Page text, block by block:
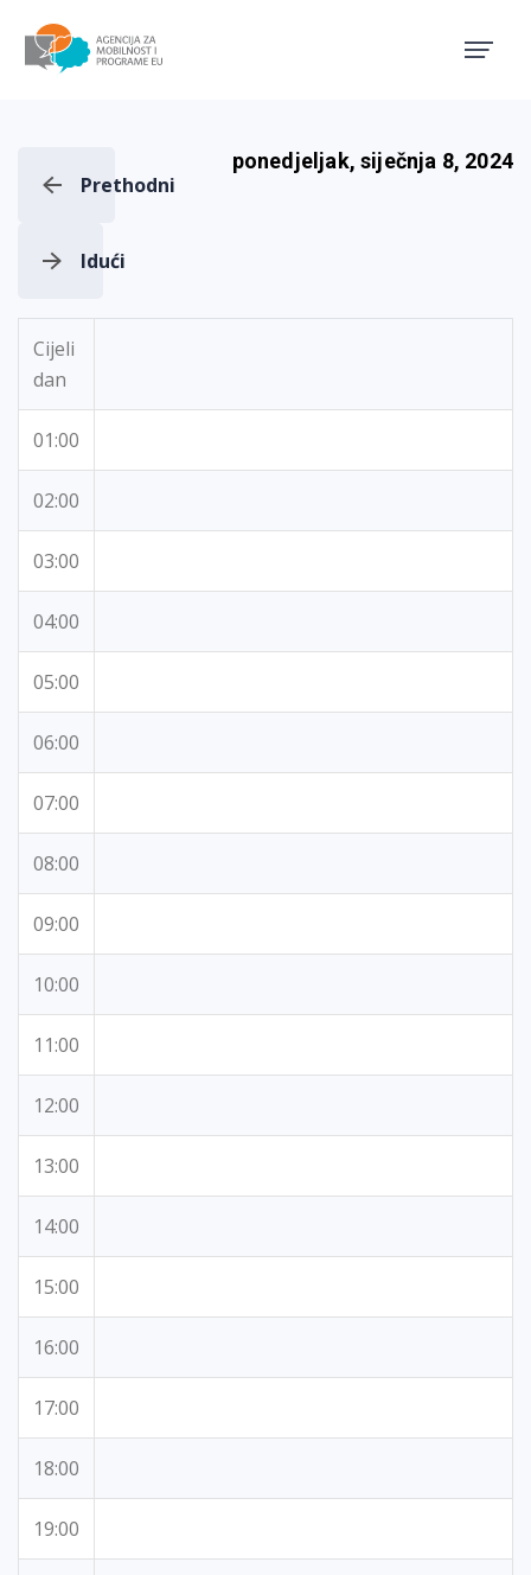
Prethodni
ponedjeljak, siječnja 8, 2024
Idući
Cijeli
dan
01:00
02:00
03:00
04:00
05:00
06:00
07:00
08:00
09:00
10:00
11:00
12:00
13:00
14:00
15:00
16:00
17:00
18:00
19:00